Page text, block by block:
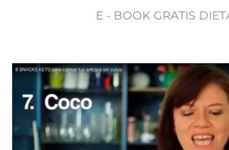
E - BOOK GRATIS